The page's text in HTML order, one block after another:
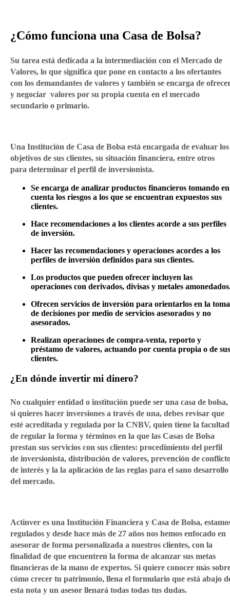
¿Cómo funciona una Casa de Bolsa?
Su tarea está dedicada a la intermediación con el Mercado de
Valores, lo que significa que pone en contacto a los ofertantes
con los demandantes de valores y también se encarga de
y negociar valores por su propia cuenta en el mercado
secundario o primario.
Una Institución de Casa de Bolsa está encargada de evaluar los
objetivos de sus clientes, su situación financiera, entre otros
para determinar el perfil de inversionista.
Se encarga de analizar productos financieros tomando en
cuenta los riesgos a los que se encuentran expuestos sus
clientes.
Hace recomendaciones a los clientes acorde a sus perfiles
de inversión.
Hacer las recomendaciones y operaciones acordes a los
perfiles de inversión definidos para sus clientes.
Los productos que pueden ofrecer incluyen las
operaciones con derivados, divisas y metales
Ofrecen servicios de inversión para orientarlos en la toma
de decisiones por medio de servicios asesorados y no
asesorados.
Realizan operaciones de compra-venta, reporto y
préstamo de valores, actuando por cuenta propia o de sus
clientes.
¿En dónde invertir mi dinero?
No cualquier entidad o institución puede ser una casa de bolsa,
si quieres hacer inversiones a través de una, debes revisar que
esté acreditada y regulada por la CNBV, quien tiene la facultad
de regular la forma y términos en la que las Casas de Bolsa
prestan sus servicios con sus clientes: procedimiento del perfil
de inversionista, distribución de valores, prevención de
de interés y la la aplicación de las reglas para el sano desarrollo
del mercado.
Actinver es una Institución Financiera y Casa de Bolsa,
regulados y desde hace más de 27 años nos hemos enfocado en
asesorar de forma personalizada a nuestros clientes, con la
finalidad de que encuentren la forma de alcanzar sus metas
financieras de la mano de expertos. Si quiere conocer más
cómo crecer tu patrimonio, llena el formulario que está abajo
esta nota y un asesor llenará todas todas tus dudas.